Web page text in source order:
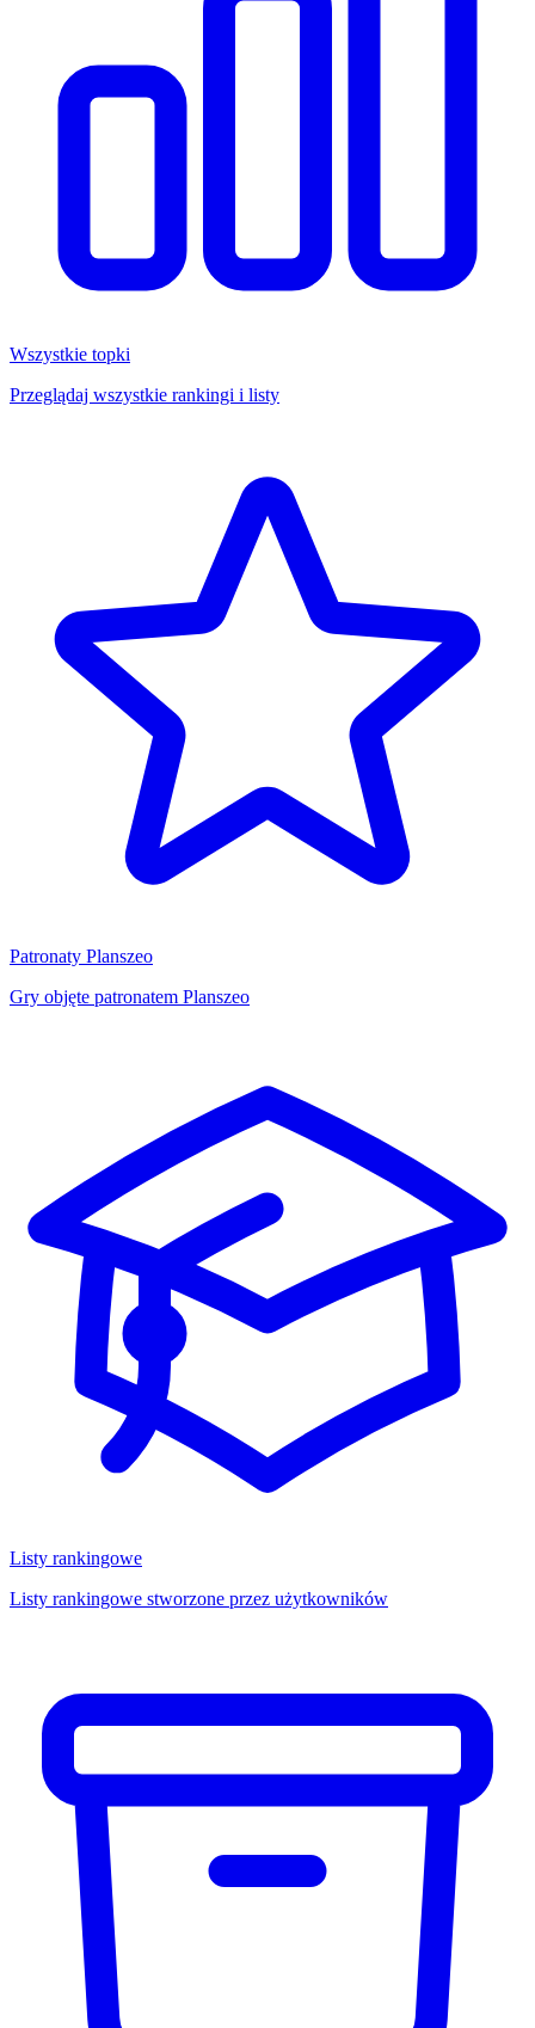
Wszystkie topki
Przeglądaj wszystkie rankingi i listy
Patronaty Planszeo
Gry objęte patronatem Planszeo
Listy rankingowe
Listy rankingowe stworzone przez użytkowników